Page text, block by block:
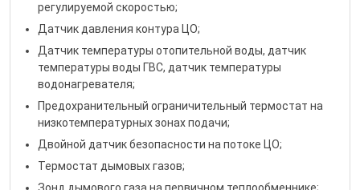
регулируемой скоростью;
Датчик давления контура ЦО;
Датчик температуры отопительной воды, датчик
температуры воды ГВС, датчик температуры
водонагревателя;
Предохранительный ограничительный термостат на
низкотемпературных зонах подачи;
Двойной датчик безопасности на потоке ЦО;
Термостат дымовых газов;